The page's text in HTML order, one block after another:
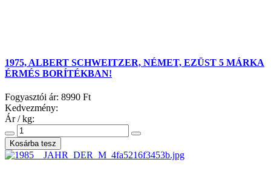
1975, ALBERT SCHWEITZER, NÉMET, EZÜST 5 MÁRKA
ÉRMÉS BORÍTÉKBAN!
Fogyasztói ár: 8990 Ft
Kedvezmény:
Ár / kg: